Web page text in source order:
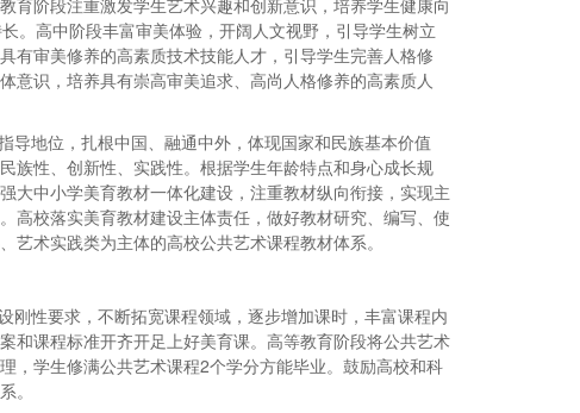
。高中阶段丰富审美体验，开阔人文视野，引导学生树立
有审美修养的高素质技术技能人才，引导学生完善人格修
意识，培养具有崇高审美追求、高尚人格修养的高素质人
导地位，扎根中国、融通中外，体现国家和民族基本价值
族性、创新性、实践性。根据学生年龄特点和身心成长规
大中小学美育教材一体化建设，注重教材纵向衔接，实现主
高校落实美育教材建设主体责任，做好教材研究、编写、使
术实践类为主体的高校公共艺术课程教材体系。
刚性要求，不断拓宽课程领域，逐步增加课时，丰富课程内
和课程标准开齐开足上好美育课。高等教育阶段将公共艺术
，学生修满公共艺术课程2个学分方能毕业。鼓励高校和科
。